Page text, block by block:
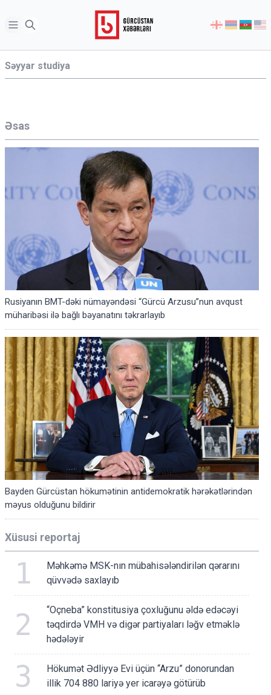
Open sidebar
აირჩიეთ
Səyyar studiya
Əsas
Rusiyanın BMT-dəki nümayəndəsi “Gürcü Arzusu”nun avqust
müharibəsi ilə bağlı bəyanatını təkrarlayıb
Bayden Gürcüstan hökumətinin antidemokratik hərəkətlərindən
məyus olduğunu bildirir
Xüsusi reportaj
1
Məhkəmə MSK-nın mübahisələndirilən qərarını
qüvvədə saxlayıb
2
“Oçneba” konstitusiya çoxluğunu əldə edəcəyi
təqdirdə VMH və digər partiyaları ləğv etməklə
hədələyir
3
Hökumət Ədliyyə Evi üçün “Arzu” donorundan
illik 704 880 lariyə yer icarəyə götürüb